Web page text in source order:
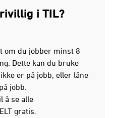
i TIL?
om du jobber minst 8
Dette kan du bruke
er på jobb, eller låne
jobb.
å se alle
gratis.